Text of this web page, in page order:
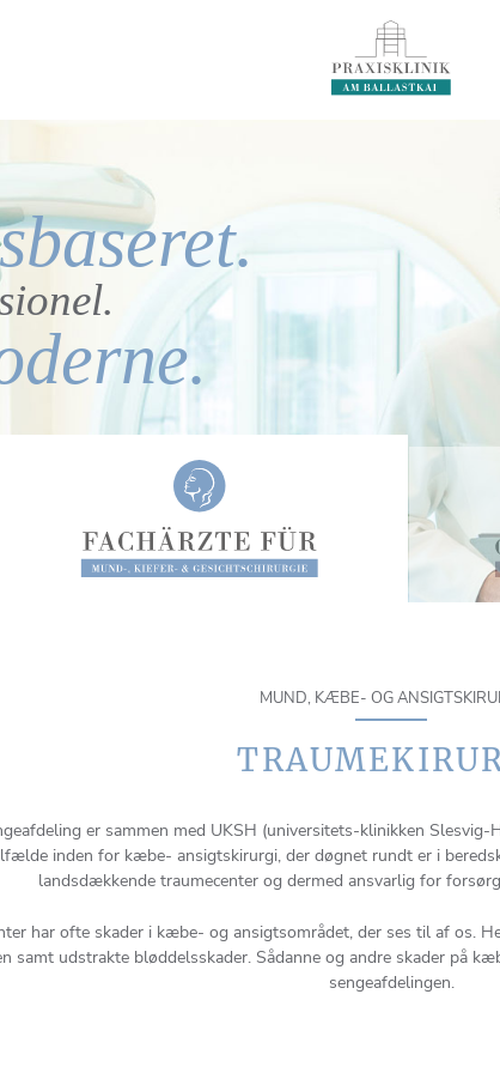
MUND, KÆBE- OG
er sammen med UKSH (universitets-klinikken
inden for kæbe- ansigtskirurgi, der døgnet rundt er i
landsdækkende traumecenter og dermed ansvarlig for
har ofte skader i kæbe- og ansigtsområdet, der ses til af os.
samt udstrakte bløddelsskader. Sådanne og andre skader på
sengeafdelingen.